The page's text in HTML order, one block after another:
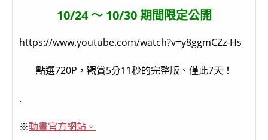
10/24 ～ 10/30 期間限定公開
https://www.youtube.com/watch?v=y8ggmCZz-Hs
點選720P，觀賞5分11秒的完整版、僅此7天！
.
※動畫官方網站。